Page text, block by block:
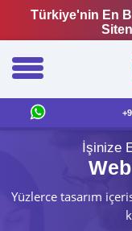
Türkiye'nin En
İşinize
Yüzlerce tasarım